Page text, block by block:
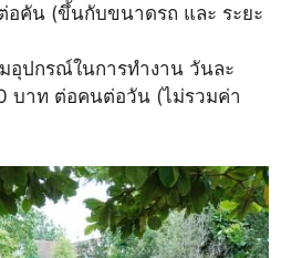
อคัน (ขึ้นกับขนาดรถ และ ระยะ
อุปกรณ์ในการทำงาน วันละ
บาท ต่อคนต่อวัน (ไม่รวมค่า